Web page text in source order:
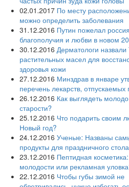
02.01.2017 По месту
можно определить заболевания
31.12.2016 Путин пожелал
благополучия и любви в новом
30.12.2016 Дерматологи
растительных масел для
здоровья кожи
27.12.2016 Минздрав в январе
перечень лекарств, отпускаемых
26.12.2016 Как выглядеть
старости?
25.12.2016 Что подарить своим
Новый год?
24.12.2016 Ученые: Названы
продукты для праздничного стола
23.12.2016 Пептидная
молодости или рекламная
22.12.2016 Чтобы губы зимой не